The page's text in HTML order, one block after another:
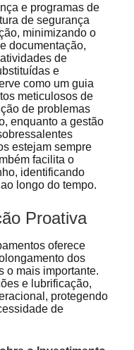
e programas de
de segurança
minimizando o
documentação,
de
e
como um guia
meticulosos de
de problemas
enquanto a gestão
estejam sempre
facilita o
identificando
longo do tempo.
Proativa
oferece
dos
o mais importante.
e lubrificação,
protegendo
de